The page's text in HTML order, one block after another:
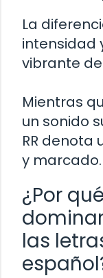
La
intensidad
vibrante
Mientras
un sonido
RR denota
y marcado.
¿Por
las